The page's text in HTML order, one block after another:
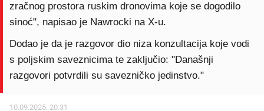
zračnog prostora ruskim dronovima koje se dogodilo
sinoć", napisao je Nawrocki na X-u.
Dodao je da je razgovor dio niza konzultacija koje vodi
s poljskim saveznicima te zaključio: "Današnji
razgovori potvrdili su savezničko jedinstvo."
10.09.2025. 20:31